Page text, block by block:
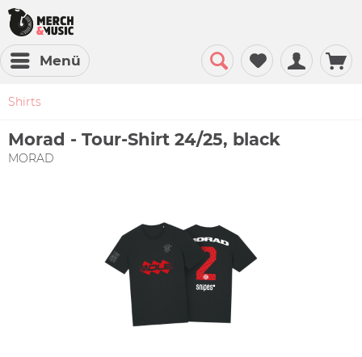
Menü
Shirts
Morad - Tour-Shirt 24/25, black
MORAD